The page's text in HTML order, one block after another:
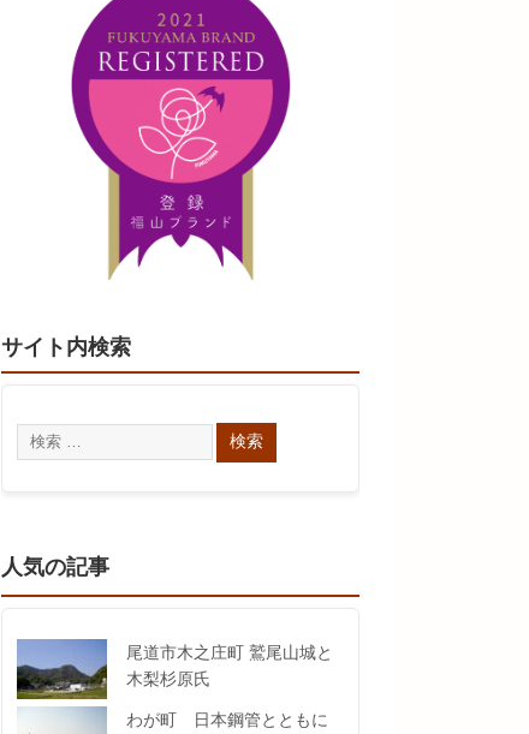
サイト内検索
人気の記事
尾道市木之庄町 鷲尾山城と
木梨杉原氏
わが町 日本鋼管とともに